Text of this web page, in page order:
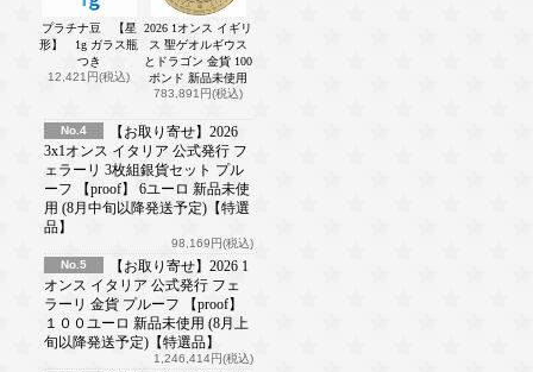
プラチナ豆 【星
形】 1g ガラス瓶
つき
12,421円(税込)
2026 1オンス イギリ
ス 聖ゲオルギウス
とドラゴン 金貨 100
ポンド 新品未使用
783,891円(税込)
No.4
【お取り寄せ】2026
3x1オンス イタリア 公式発行 フ
ェラーリ 3枚組銀貨セット プル
ーフ 【proof】 6ユーロ 新品未使
用 (8月中旬以降発送予定)【特選
品】
98,169円(税込)
No.5
【お取り寄せ】2026 1
オンス イタリア 公式発行 フェ
ラーリ 金貨 プルーフ 【proof】
１００ユーロ 新品未使用 (8月上
旬以降発送予定)【特選品】
1,246,414円(税込)